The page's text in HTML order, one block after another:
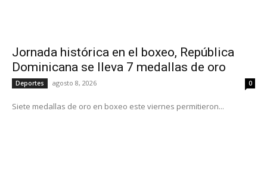
Jornada histórica en el boxeo, República
Dominicana se lleva 7 medallas de oro
Deportes agosto 8, 2026 0
Siete medallas de oro en boxeo este viernes permitieron...